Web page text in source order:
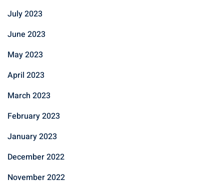
July 2023
June 2023
May 2023
April 2023
March 2023
February 2023
January 2023
December 2022
November 2022